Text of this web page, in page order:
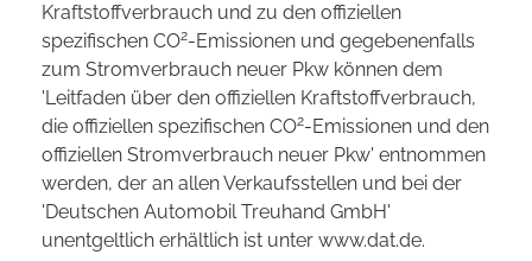
Kraftstoffverbrauch und zu den offiziellen
spezifischen CO2-Emissionen und gegebenenfalls
zum Stromverbrauch neuer Pkw können dem
'Leitfaden über den offiziellen Kraftstoffverbrauch,
die offiziellen spezifischen CO2-Emissionen und den
offiziellen Stromverbrauch neuer Pkw' entnommen
werden, der an allen Verkaufsstellen und bei der
'Deutschen Automobil Treuhand GmbH'
unentgeltlich erhältlich ist unter www.dat.de.